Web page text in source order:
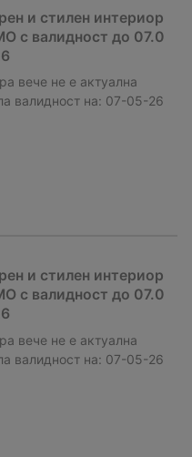
и стилен интериор
с валидност до 07.0
вече не е актуална
валидност на: 07-05-26
и стилен интериор
с валидност до 07.0
вече не е актуална
валидност на: 07-05-26